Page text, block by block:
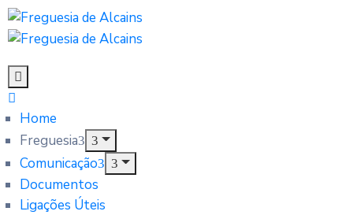
Home
Freguesia
Comunicação
Documentos
Ligações Úteis